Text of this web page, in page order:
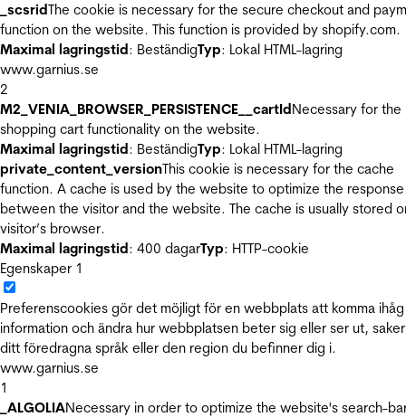
_scsridThe cookie is necessary for the secure checkout and
function on the website. This function is provided by shopify.com.
Maximal lagringstid: BeständigTyp: Lokal HTML-lagring
www.garnius.se
2
M2_VENIA_BROWSER_PERSISTENCE__cartIdNecessary for the
shopping cart functionality on the website.
Maximal lagringstid: BeständigTyp: Lokal HTML-lagring
private_content_versionThis cookie is necessary for the cache
function. A cache is used by the website to optimize the
between the visitor and the website. The cache is usually stored
visitor’s browser.
Maximal lagringstid: 400 dagarTyp: HTTP-cookie
Egenskaper 1
Preferenscookies gör det möjligt för en webbplats att komma ihåg
information och ändra hur webbplatsen beter sig eller ser ut,
ditt föredragna språk eller den region du befinner dig i.
www.garnius.se
1
_ALGOLIANecessary in order to optimize the website's search-